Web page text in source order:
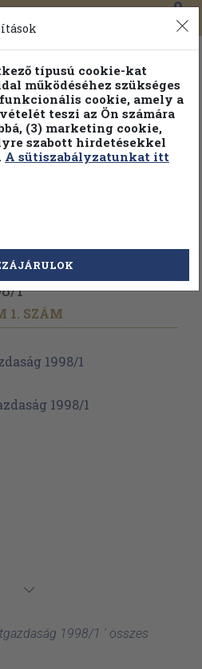
0
Válasszon példányt
1
1. SZÁM
1998/1 ' összes
típusú cookie-kat
működéséhez szükséges
cookie, amely a
teszi az Ön számára
(3) marketing cookie,
szabott hirdetésekkel
A sütiszabályzatunkat itt